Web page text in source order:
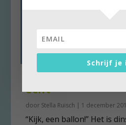
écht
door Stella Ruisch | 1 december
“Kijk, een ballon!” Het is
Schrijf je